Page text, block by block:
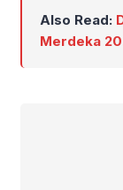
Also Read:
Merdeka